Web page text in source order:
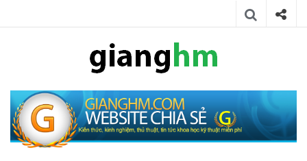
gianghm
kỹ thuật miễn phí